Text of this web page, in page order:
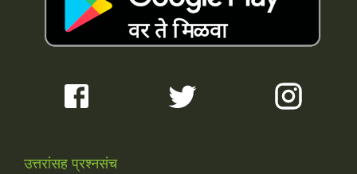
उत्तरांसह प्रश्नसंच